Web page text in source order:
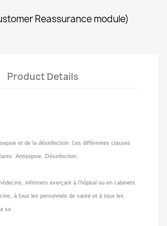
Reassurance module)
Product Details
et de la désinfection. Les différentes classes
Antisepsie. Désinfection.
infirmiers exerçant à l'hôpital ou en cabinets
à tous les personnels de santé et à tous les
sa